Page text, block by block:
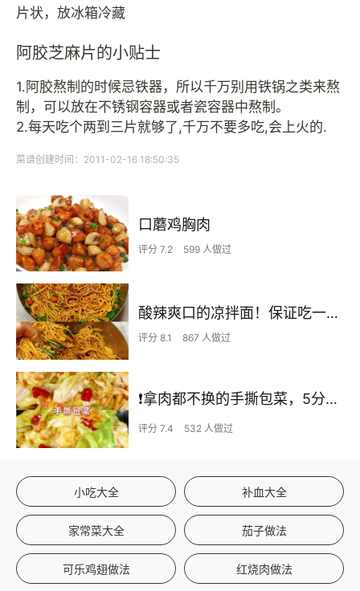
片状，放冰箱冷藏
阿胶芝麻片的小贴士
1.阿胶熬制的时候忌铁器，所以千万别用铁锅之类来熬
制，可以放在不锈钢容器或者瓷容器中熬制。
2.每天吃个两到三片就够了,千万不要多吃,会上火的.
菜谱创建时间：2011-02-16 18:50:35
口蘑鸡胸肉
评分 7.2 599 人做过
酸辣爽口的凉拌面！保证吃一次就上瘾
评分 8.1 867 人做过
❗拿肉都不换的手撕包菜，5分钟快手家常菜🔥
评分 7.4 532 人做过
小吃大全 补血大全
家常菜大全 茄子做法
可乐鸡翅做法 红烧肉做法